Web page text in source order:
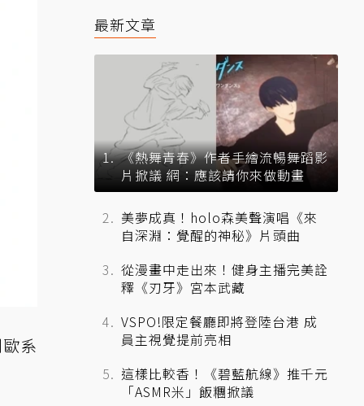
系
最新文章
《熱舞青春》作者手繪流暢舞蹈影
片掀議 網：應該請你來做動畫
美夢成真！holo森美聲演唱《來
自深淵：覺醒的神秘》片頭曲
從漫畫中走出來！健身主播完美詮
釋《刃牙》宮本武藏
VSPO!限定餐廳即將登陸台港 成
員主視覺提前亮相
這樣比較香！《碧藍航線》推千元
「ASMR米」飯糰掀議